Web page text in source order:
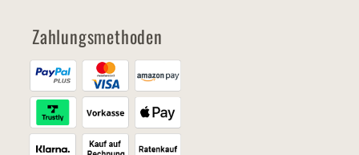
Zahlungsmethoden